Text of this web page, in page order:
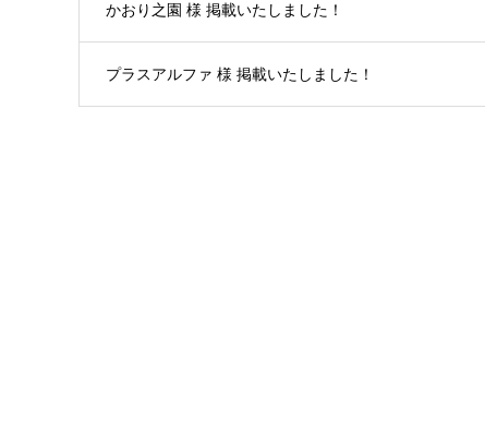
かおり之園 様 掲載いたしました！
プラスアルファ 様 掲載いたしました！